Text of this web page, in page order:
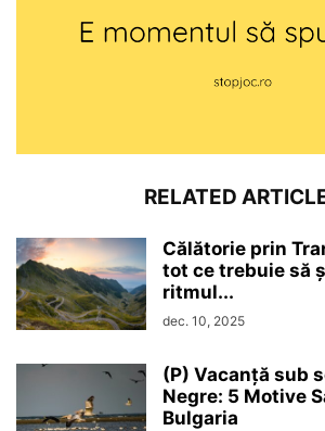
RELATED
Călătorie prin
tot ce trebuie să
ritmul...
dec. 10, 2025
(P) Vacanță sub
Negre: 5 Motive
Bulgaria